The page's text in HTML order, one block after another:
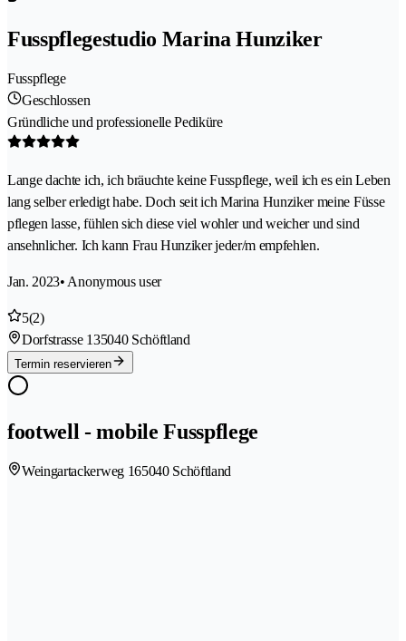
Fusspflegestudio Marina Hunziker
Fusspflege
Geschlossen
Gründliche und professionelle Pediküre
Lange dachte ich, ich bräuchte keine Fusspflege, weil ich es ein Leben
lang selber erledigt habe. Doch seit ich Marina Hunziker meine Füsse
pflegen lasse, fühlen sich diese viel wohler und weicher und sind
ansehnlicher. Ich kann Frau Hunziker jeder/m empfehlen.
Jan. 2023• Anonymous user
5(2)
Dorfstrasse 135040 Schöftland
Termin reservieren
footwell - mobile Fusspflege
Weingartackerweg 165040 Schöftland